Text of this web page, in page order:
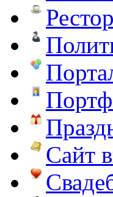
Сайт